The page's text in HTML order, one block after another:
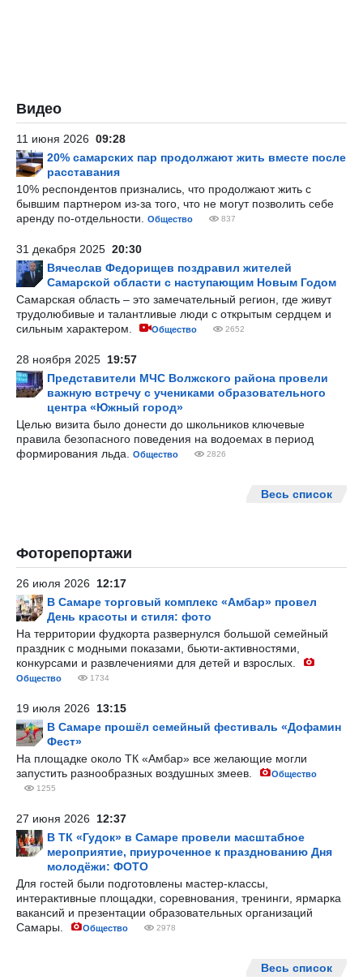
Видео
11 июня 2026 09:28
20% самарских пар продолжают жить вместе после
расставания
10% респондентов признались, что продолжают жить с
бывшим партнером из-за того, что не могут позволить себе
аренду по-отдельности.
Общество 837
31 декабря 2025 20:30
Вячеслав Федорищев поздравил жителей
Самарской области с наступающим Новым Годом
Самарская область – это замечательный регион, где живут
трудолюбивые и талантливые люди с открытым сердцем и
сильным характером.
Общество 2652
28 ноября 2025 19:57
Представители МЧС Волжского района провели
важную встречу с учениками образовательного
центра «Южный город»
Целью визита было донести до школьников ключевые
правила безопасного поведения на водоемах в период
формирования льда.
Общество 2826
Весь список
Фоторепортажи
26 июля 2026 12:17
В Самаре торговый комплекс «Амбар» провел
День красоты и стиля: фото
На территории фудкорта развернулся большой семейный
праздник с модными показами, бьюти-активностями,
конкурсами и развлечениями для детей и взрослых.
Общество 1734
19 июля 2026 13:15
В Самаре прошёл семейный фестиваль «Дофамин
Фест»
На площадке около ТК «Амбар» все желающие могли
запустить разнообразных воздушных змеев.
Общество
1255
27 июня 2026 12:37
В ТК «Гудок» в Самаре провели масштабное
мероприятие, приуроченное к празднованию Дня
молодёжи: ФОТО
Для гостей были подготовлены мастер-классы,
интерактивные площадки, соревнования, тренинги, ярмарка
вакансий и презентации образовательных организаций
Самары.
Общество 2978
Весь список